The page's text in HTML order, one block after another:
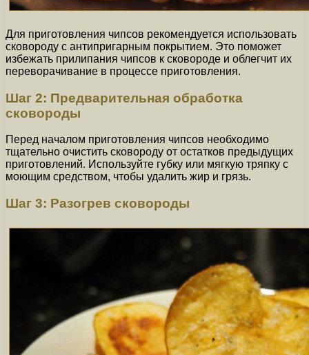
Для приготовления чипсов рекомендуется использовать
сковороду с антипригарным покрытием. Это поможет
избежать прилипания чипсов к сковороде и облегчит их
переворачивание в процессе приготовления.
Шаг 2: Предварительная обработка
сковороды
Перед началом приготовления чипсов необходимо
тщательно очистить сковороду от остатков предыдущих
приготовлений. Используйте губку или мягкую тряпку с
моющим средством, чтобы удалить жир и грязь.
Шаг 3: Разогрев сковороды